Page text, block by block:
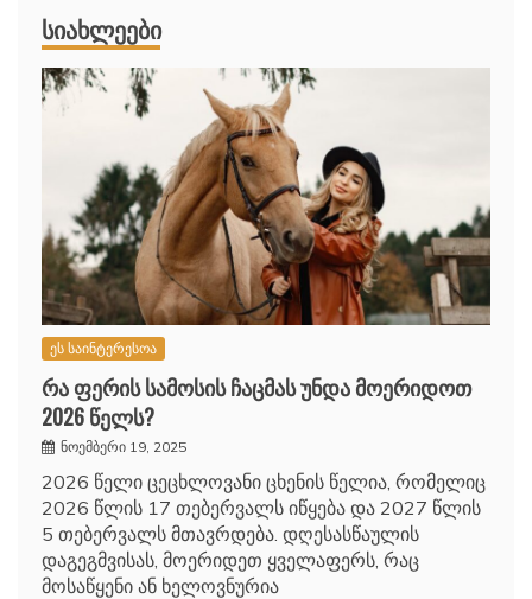
ᲡᲘᲐᲮᲚᲔᲔᲑᲘ
ეს საინტერესოა
რა ფერის სამოსის ჩაცმას უნდა მოერიდოთ
2026 წელს?
ნოემბერი 19, 2025
2026 წელი ცეცხლოვანი ცხენის წელია, რომელიც
2026 წლის 17 თებერვალს იწყება და 2027 წლის
5 თებერვალს მთავრდება. დღესასწაულის
დაგეგმვისას, მოერიდეთ ყველაფერს, რაც
მოსაწყენი ან ხელოვნურია